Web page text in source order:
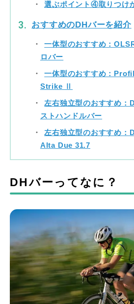
選ぶポイント④取りつけ
おすすめのDHバーを紹介
一体型のおすすめ：
ロバー
一体型のおすすめ：
Strike Ⅱ
左右独立型のおすすめ：
ストハンドルバー
左右独立型のおすすめ
Alta Due 31.7
DHバーってなに？